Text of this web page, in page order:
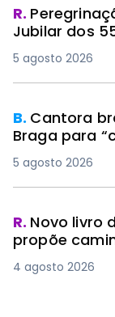
R.
Jubilar dos
5 agosto 2026
B. Cantora
Braga para
5 agosto 2026
R. Novo livro
propõe
4 agosto 2026